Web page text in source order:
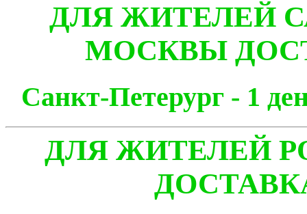
ДЛЯ ЖИТЕЛЕЙ
МОСКВЫ
Санкт-Петерург -
ДЛЯ ЖИТЕЛЕЙ